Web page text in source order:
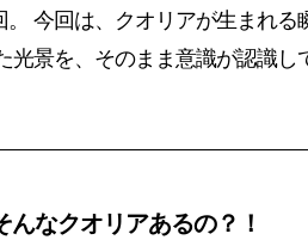
今回は、クオリアが生まれ
光景を、そのまま意識が認識し
なクオリアあるの？！